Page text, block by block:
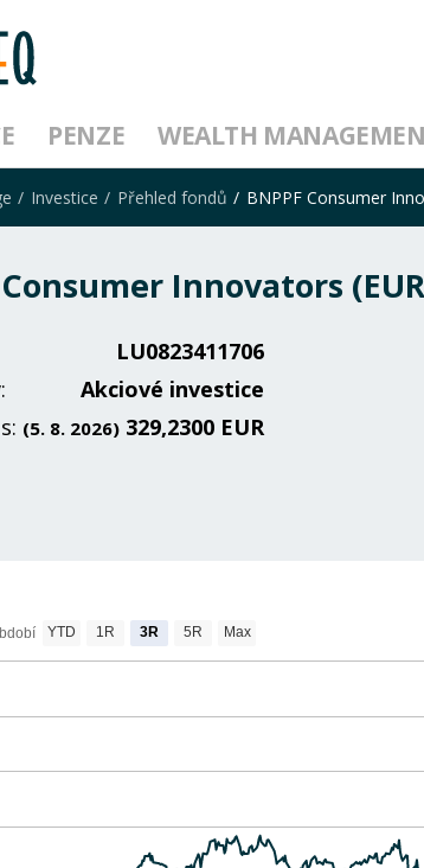
PENZE WEALTH
Investice Přehled fondů BNPPF Consumer
Consumer Innovators
LU0823411706
Akciové investice
(5. 8. 2026) 329,2300 EUR
YTD 1R 3R 5R Max